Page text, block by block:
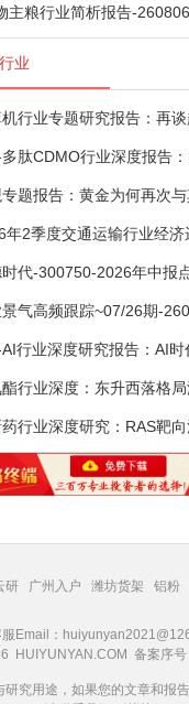
主粮行业简析报告-260806
业
行业专题研究报告：再
气高频跟踪~07/26期-
研 广州入户 潍坊货架 铝粉
服Email：
HUIYUNYAN.COM 备案序号
究用途，如果您的文章和报